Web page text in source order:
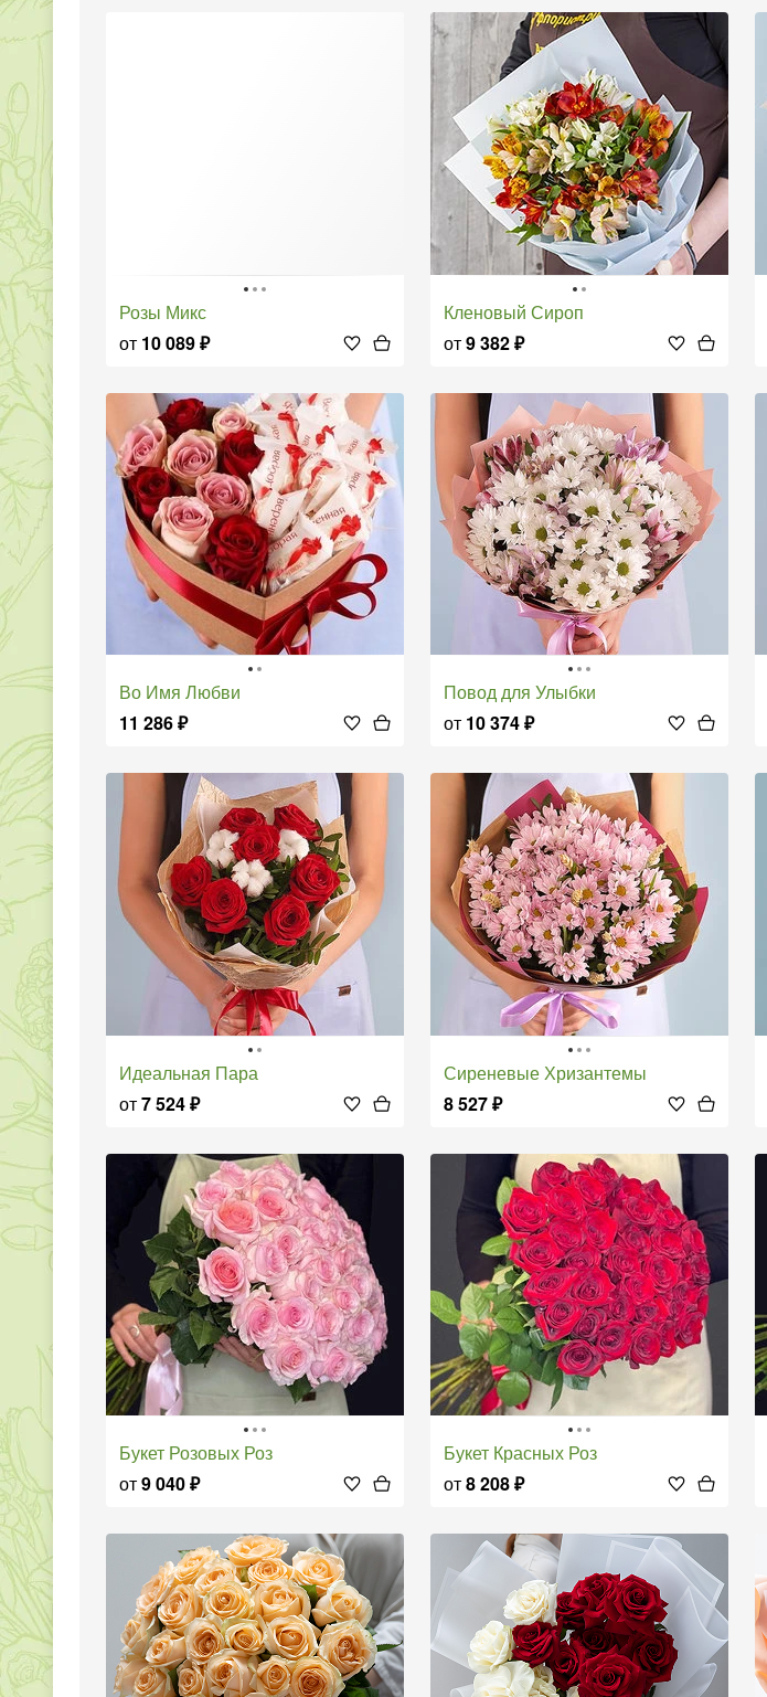
Розы Микс
от 10 089₽
Кленовый Сироп
от9 382₽
Во Имя Любви
11 286₽
Повод для Улыбки
от 10 374₽
Идеальная Пара
от7 524₽
Сиреневые Хризантемы
8 527₽
Букет Розовых Роз
от9 040₽
Букет Красных Роз
от8 208₽